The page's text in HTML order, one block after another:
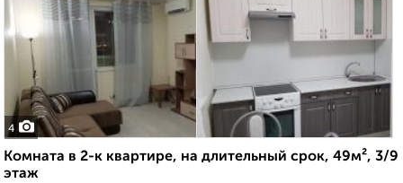
4
Комната в 2-к квартире, на длительный срок, 49м², 3/9
этаж